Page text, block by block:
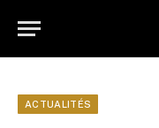
ACTUALITÉS